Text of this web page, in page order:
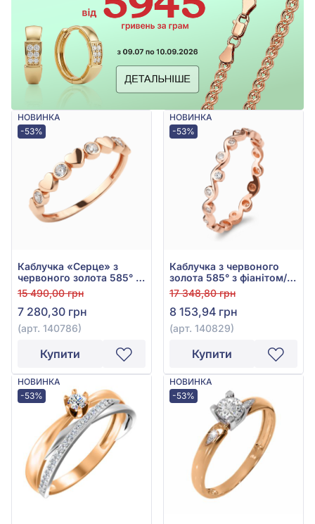
НОВИНКА
-53%
Каблучка «Серце» з
червоного золота 585° з
фіанітом, арт. 140786
15 490,00 грн
7 280,30 грн
(арт. 140786)
Купити
НОВИНКА
-53%
Каблучка з червоного
золота 585° з фіанітом/
куб.цирконієм, арт.
140829
17 348,80 грн
8 153,94 грн
(арт. 140829)
Купити
НОВИНКА
-53%
НОВИНКА
-53%